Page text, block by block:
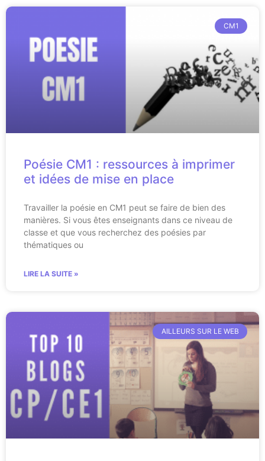
CM1
Poésie CM1 : ressources à imprimer
et idées de mise en place
Travailler la poésie en CM1 peut se faire de bien des
manières. Si vous êtes enseignants dans ce niveau de
classe et que vous recherchez des poésies par
thématiques ou
LIRE LA SUITE »
AILLEURS SUR LE WEB